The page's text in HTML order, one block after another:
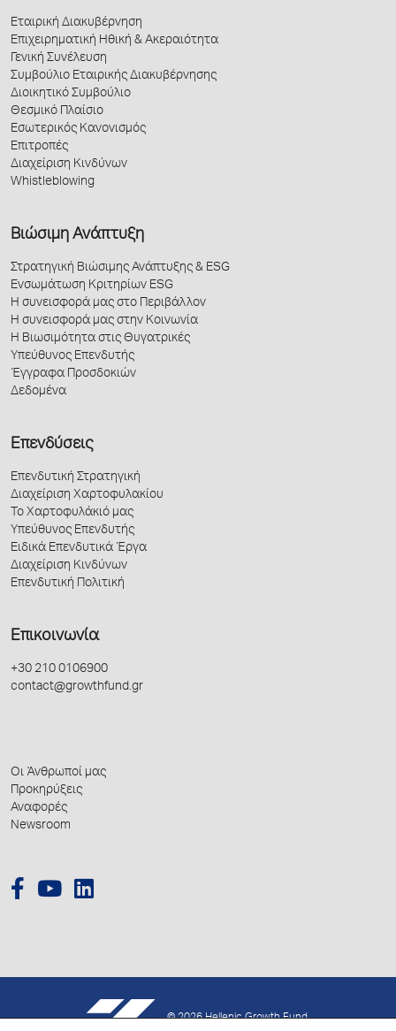
Εταιρική Διακυβέρνηση
Επιχειρηματική Ηθική & Ακεραιότητα
Γενική Συνέλευση
Συμβούλιο Εταιρικής Διακυβέρνησης
Διοικητικό Συμβούλιο
Θεσμικό Πλαίσιο
Εσωτερικός Κανονισμός
Επιτροπές
Διαχείριση Κινδύνων
Whistleblowing
Βιώσιμη Ανάπτυξη
Στρατηγική Βιώσιμης Ανάπτυξης & ESG
Ενσωμάτωση Κριτηρίων ESG
Η συνεισφορά μας στο Περιβάλλον
Η συνεισφορά μας στην Κοινωνία
Η Βιωσιμότητα στις Θυγατρικές
Υπεύθυνος Επενδυτής
Έγγραφα Προσδοκιών
Δεδομένα
Επενδύσεις
Επενδυτική Στρατηγική
Διαχείριση Χαρτοφυλακίου
Το Χαρτοφυλάκιό μας
Υπεύθυνος Επενδυτής
Ειδικά Επενδυτικά Έργα
Διαχείριση Κινδύνων
Επενδυτική Πολιτική
Επικοινωνία
+30 210 0106900
contact@growthfund.gr
Οι Άνθρωποί μας
Προκηρύξεις
Αναφορές
Newsroom
© 2026 Hellenic Growth Fund.